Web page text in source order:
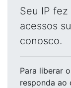
Seu IP
acessos
conosco.
Para liberar
responda ao